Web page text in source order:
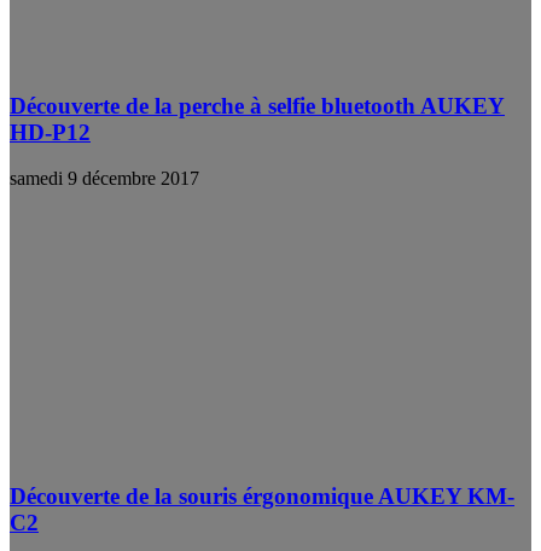
Découverte de la perche à selfie bluetooth AUKEY
HD-P12
samedi 9 décembre 2017
Découverte de la souris érgonomique AUKEY KM-
C2